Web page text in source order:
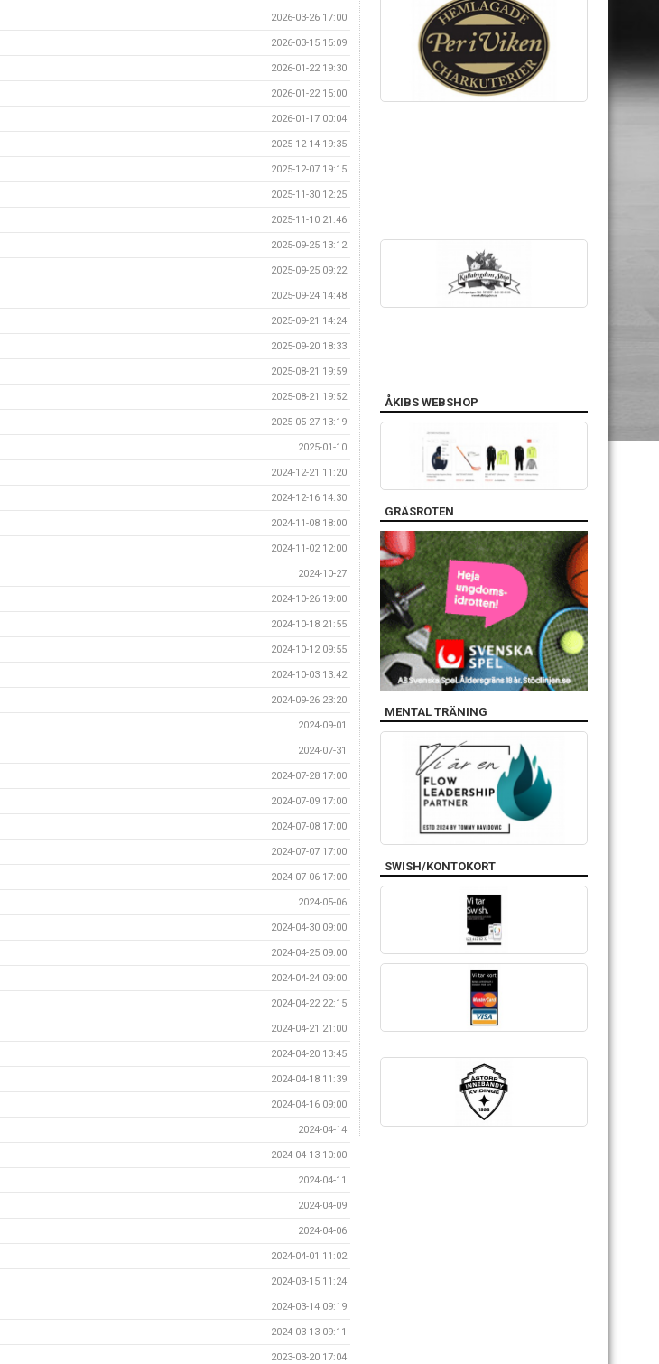
2026-03-26 17:00
2026-03-15 15:09
2026-01-22 19:30
2026-01-22 15:00
2026-01-17 00:04
2025-12-14 19:35
2025-12-07 19:15
2025-11-30 12:25
2025-11-10 21:46
2025-09-25 13:12
2025-09-25 09:22
2025-09-24 14:48
2025-09-21 14:24
2025-09-20 18:33
2025-08-21 19:59
2025-08-21 19:52
2025-05-27 13:19
2025-01-10
2024-12-21 11:20
2024-12-16 14:30
2024-11-08 18:00
2024-11-02 12:00
2024-10-27
2024-10-26 19:00
2024-10-18 21:55
2024-10-12 09:55
2024-10-03 13:42
2024-09-26 23:20
2024-09-01
2024-07-31
2024-07-28 17:00
2024-07-09 17:00
2024-07-08 17:00
2024-07-07 17:00
2024-07-06 17:00
2024-05-06
2024-04-30 09:00
2024-04-25 09:00
2024-04-24 09:00
2024-04-22 22:15
2024-04-21 21:00
2024-04-20 13:45
2024-04-18 11:39
2024-04-16 09:00
2024-04-14
2024-04-13 10:00
2024-04-11
2024-04-09
2024-04-06
2024-04-01 11:02
2024-03-15 11:24
2024-03-14 09:19
2024-03-13 09:11
2023-03-20 17:04
ÅKIBS WEBSHOP
GRÄSROTEN
MENTAL TRÄNING
SWISH/KONTOKORT